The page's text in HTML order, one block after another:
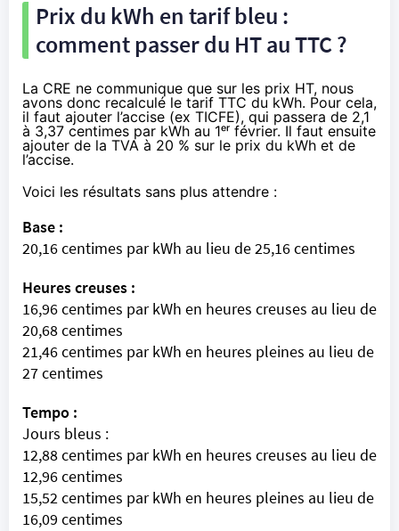
Prix du kWh en tarif bleu :
comment passer du HT au TTC ?
La CRE ne communique que sur les prix HT, nous
avons donc recalculé le tarif TTC du kWh. Pour cela,
il faut ajouter l’accise (ex TICFE), qui passera de 2,1
à 3,37 centimes par kWh au 1ᵉʳ février. Il faut ensuite
ajouter de la TVA à 20 % sur le prix du kWh et de
l’accise.
Voici les résultats sans plus attendre :
Base :
20,16 centimes par kWh au lieu de 25,16 centimes
Heures creuses :
16,96 centimes par kWh en heures creuses au lieu de
20,68 centimes
21,46 centimes par kWh en heures pleines au lieu de
27 centimes
Tempo :
Jours bleus :
12,88 centimes par kWh en heures creuses au lieu de
12,96 centimes
15,52 centimes par kWh en heures pleines au lieu de
16,09 centimes